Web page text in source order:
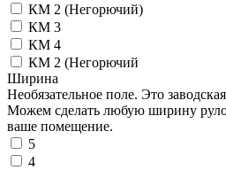
КМ 2 (Негорючий)
КМ 3
КМ 4
КМ 2 (Негорючий
Ширина
Необязательное поле. Это
Можем сделать любую ширину
ваше помещение.
5
4